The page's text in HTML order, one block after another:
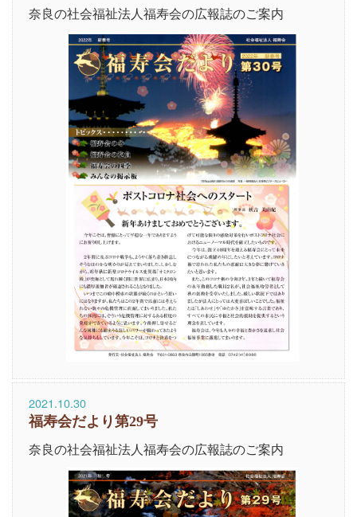
奈良の社会福祉法人福寿会の広報誌のご案内
2021.10.30
福寿会だより第29号
奈良の社会福祉法人福寿会の広報誌のご案内